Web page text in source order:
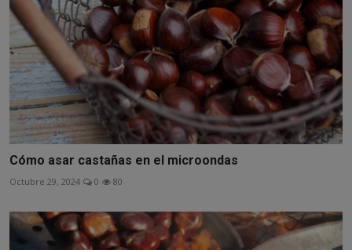
Cómo asar castañas en el microondas
Octubre 29, 2024 0 80